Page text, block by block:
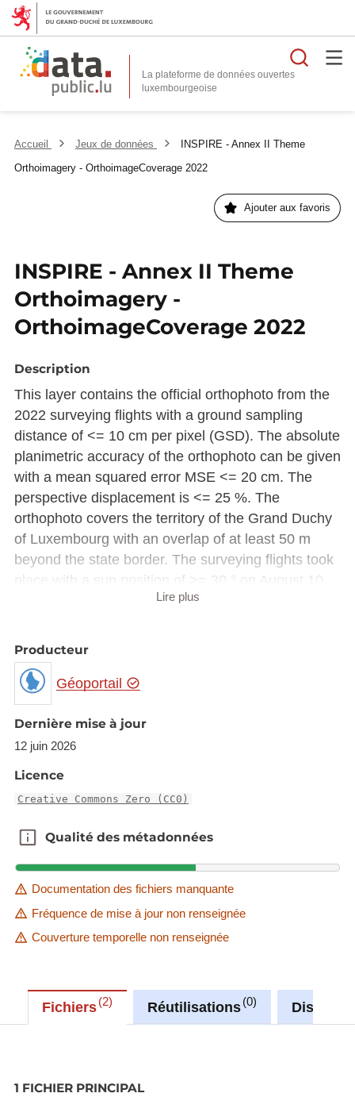
La plateforme de données ouvertes
Accueil Jeux de données
INSPIRE - Annex II Theme
Orthoimagery - OrthoimageCoverage 2022
Ajouter aux favoris
INSPIRE - Annex II Theme
Orthoimagery -
OrthoimageCoverage 2022
Description
This layer contains the official orthophoto from the
2022 surveying flights with a ground sampling
distance of <= 10 cm per pixel (GSD). The absolute
planimetric accuracy of the orthophoto can be given
with a mean squared error MSE <= 20 cm. The
perspective displacement is <= 25 %. The
orthophoto covers the territory of the Grand Duchy
of Luxembourg with an overlap of at least 50 m
beyond the state border. The surveying flights took
place with a sun position of >= 30 ° on August 10,
11 and 12 and September 1, 12 and 23, 2022.
available in Luxembourg national projection
(EPSG:2169) rather than European projection
(EPSG:3035).
The raster in JP2 format can be downloaded from
the URL provided in the INSPIRE GML under
'Source dataset' link in metadata information.
catalog.inspire.geoportail.lu.
Lire plus
Producteur
Géoportail
Dernière mise à jour
12 juin 2026
Licence
Creative Commons Zero (CC0)
Qualité des métadonnées
Qualité des métadonnées
Documentation des fichiers manquante
Fréquence de mise à jour non renseignée
Couverture temporelle non renseignée
Fichiers 2 Réutilisations 0
1 FICHIER PRINCIPAL